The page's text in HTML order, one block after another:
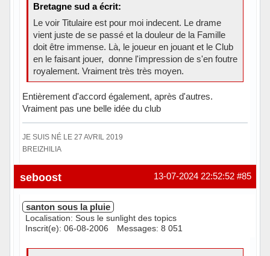
Bretagne sud a écrit:
Le voir Titulaire est pour moi indecent. Le drame
vient juste de se passé et la douleur de la Famille
doit être immense. Là, le joueur en jouant et le Club
en le faisant jouer, donne l'impression de s'en foutre
royalement. Vraiment très très moyen.
Entièrement d'accord également, après d'autres.
Vraiment pas une belle idée du club
JE SUIS NÉ LE 27 AVRIL 2019
BREIZHILIA
Hors ligne #85
13-07-2024 22:52:52
seboost
santon sous la pluie
Localisation: Sous le sunlight des topics
Inscrit(e): 06-08-2006
Messages: 8 051